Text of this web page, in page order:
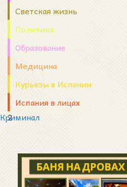
Светская жизнь
Политика
Образование
Медицина
Курьезы в Испании
Испания в лицах
Криминал
2